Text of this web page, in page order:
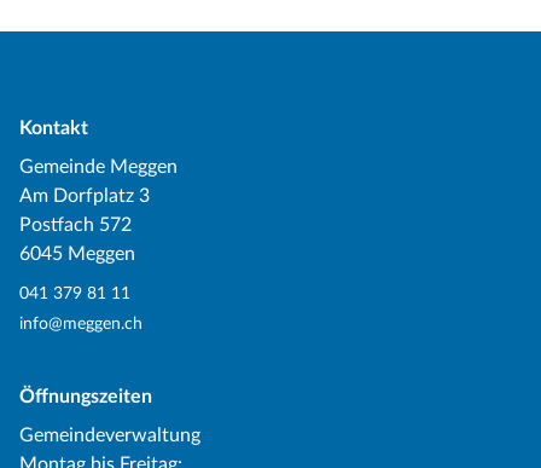
Kontakt
Gemeinde Meggen
Am Dorfplatz 3
Postfach 572
6045 Meggen
041 379 81 11
info@meggen.ch
Öffnungszeiten
Gemeindeverwaltung